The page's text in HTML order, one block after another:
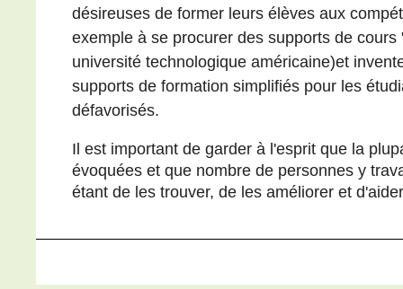
désireuses de former leurs élèves aux
exemple à se procurer des supports de
université technologique américaine)et
supports de formation simplifiés pour les
défavorisés.
Il est important de garder à l'esprit que la
évoquées et que nombre de personnes y
étant de les trouver, de les améliorer et